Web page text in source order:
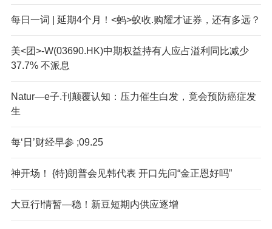
每日一词 | 延期4个月！<蚂>蚁收.购耀才证券，还有多远？
美<团>-W(03690.HK)中期权益持有人应占溢利同比减少
37.7% 不派息
Natur—e子.刊颠覆认知：压力催生白发，竟会预防癌症发
生
每‘日’财经早参 ;09.25
神开场！ {特}朗普会见韩代表 开口先问“金正恩好吗”
大豆行!情暂—稳！新豆短期内供应逐增